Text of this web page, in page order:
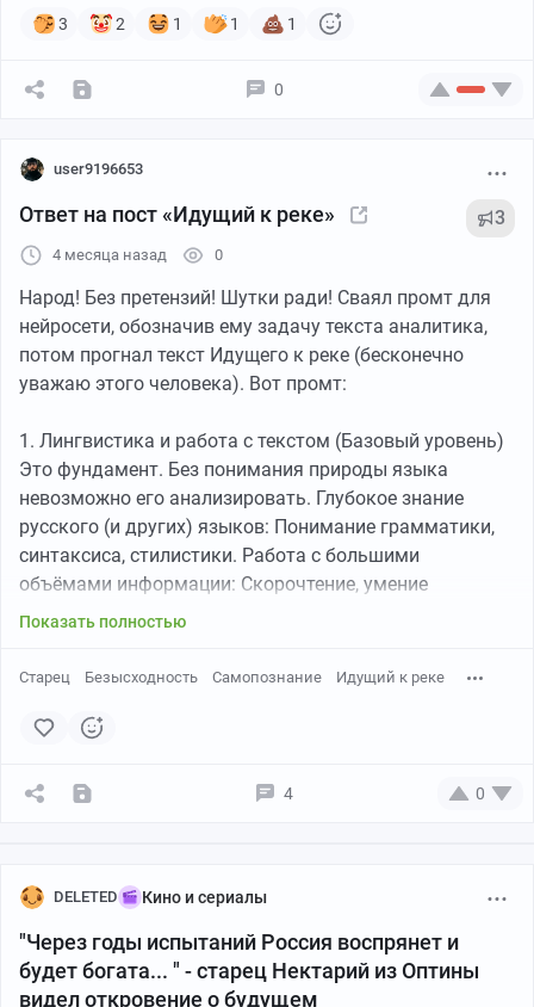
3 2 1 1 1
0
user9196653
Ответ на пост «Идущий к реке» 3
4 месяца назад 0
Народ! Без претензий! Шутки ради! Сваял промт для
нейросети, обозначив ему задачу текста аналитика,
потом прогнал текст Идущего к реке (бесконечно
уважаю этого человека). Вот промт:
1. Лингвистика и работа с текстом (Базовый уровень)
Это фундамент. Без понимания природы языка
невозможно его анализировать. Глубокое знание
русского (и других) языков: Понимание грамматики,
синтаксиса, стилистики. Работа с большими
объёмами информации: Скорочтение, умение
выделять суть, игнорируя «воду». Реферирование и
документа и размечать текст (присваивать ему метки,
коммуникации: Знание того, как устроен диалог,
2. Лингвистика и работа с текстом (Продвинутый
(NLU/NLP): Понимание того, как работают алгоритмы
лемматизация, парсинг синтаксиса). Сентимент-
анализ (анализ тональности): Умение настраивать
Показать полностью
Старец Безысходность Самопознание Идущий к реке
4 0
DELETED Кино и сериалы
"Через годы испытаний Россия воспрянет и
будет богата... " - старец Нектарий из Оптины
видел откровение о будущем